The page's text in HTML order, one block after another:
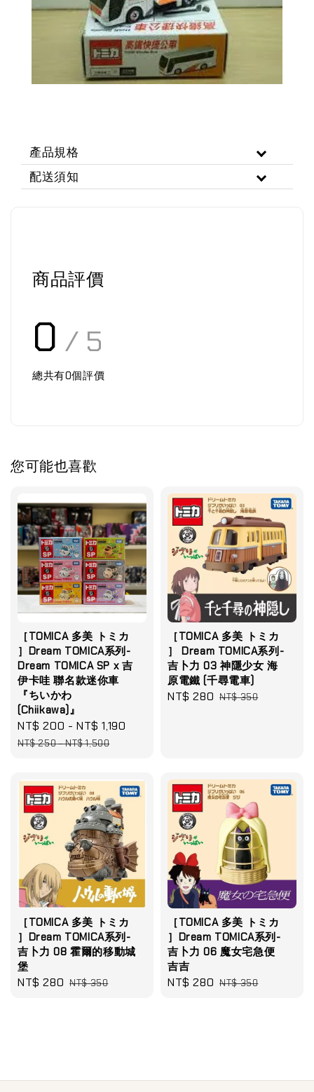
產品規格
配送須知
商品評價
0 / 5
總共有0個評價
您可能也喜歡
［TOMICA 多美 トミカ
］Dream TOMICA系列-
Dream TOMICA SP x 吉
伊卡哇 聯名款迷你車
『ちいかわ
(Chiikawa)』
Sale
price
NT$ 200 -NT$ 1,190
NT$ 250-NT$ 1,500
［TOMICA 多美 トミカ
］ Dream TOMICA系列-
吉卜力 03 神隱少女 海
原電鐵 (千尋電車)
Sale
NT$ 280 Regular
NT$ 350
［TOMICA 多美 トミカ
］Dream TOMICA系列-
吉卜力 08 霍爾的移動城
堡
Sale
NT$ 280 Regular
NT$ 350
［TOMICA 多美 トミカ
］Dream TOMICA系列-
吉卜力 06 魔女宅急便
吉吉
Sale
NT$ 280 Regular
NT$ 350